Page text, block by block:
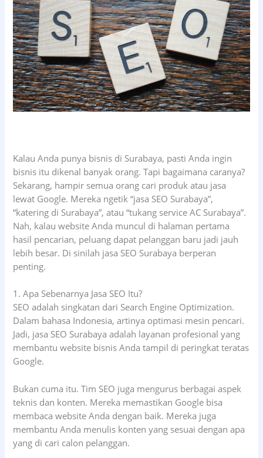
Kalau Anda punya bisnis di Surabaya, pasti Anda ingin
bisnis itu dikenal banyak orang. Tapi bagaimana caranya?
Sekarang, hampir semua orang cari produk atau jasa
lewat Google. Mereka ngetik “jasa SEO Surabaya”,
“katering di Surabaya”, atau “tukang service AC Surabaya”.
Nah, kalau website Anda muncul di halaman pertama
hasil pencarian, peluang dapat pelanggan baru jadi jauh
lebih besar. Di sinilah jasa SEO Surabaya berperan
penting.
1. Apa Sebenarnya Jasa SEO Itu?
SEO adalah singkatan dari Search Engine Optimization.
Dalam bahasa Indonesia, artinya optimasi mesin pencari.
Jadi, jasa SEO Surabaya adalah layanan profesional yang
membantu website bisnis Anda tampil di peringkat teratas
Google.
Bukan cuma itu. Tim SEO juga mengurus berbagai aspek
teknis dan konten. Mereka memastikan Google bisa
membaca website Anda dengan baik. Mereka juga
membantu Anda menulis konten yang sesuai dengan apa
yang di cari calon pelanggan.